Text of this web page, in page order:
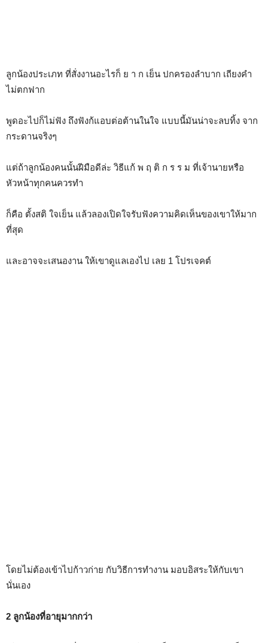
ลูกน้องประเภท ที่สั่งงานอะไรก็ ย า ก เย็น ปกครองลำบาก เถียงคำ
ไม่ตกฟาก
พูดอะไปก็ไม่ฟัง ถึงฟังก้แอบต่อต้านในใจ แบบนี้มันน่าจะลบทิ้ง จาก
กระดานจริงๆ
แต่ถ้าลูกน้องคนนั้นฝีมือดีล่ะ วิธีแก้ พ ฤ ติ ก ร ร ม ที่เจ้านายหรือ
หัวหน้าทุกคนควรทำ
ก็คือ ตั้งสติ ใจเย็น แล้วลองเปิดใจรับฟังความคิดเห็นของเขาให้มาก
ที่สุด
และอาจจะเสนองาน ให้เขาดูแลเองไป เลย 1 โปรเจคต์
โดยไม่ต้องเข้าไปก้าวก่าย กับวิธีการทำงาน มอบอิสระให้กับเขา
นั่นเอง
2 ลูกน้องที่อายุมากกว่า